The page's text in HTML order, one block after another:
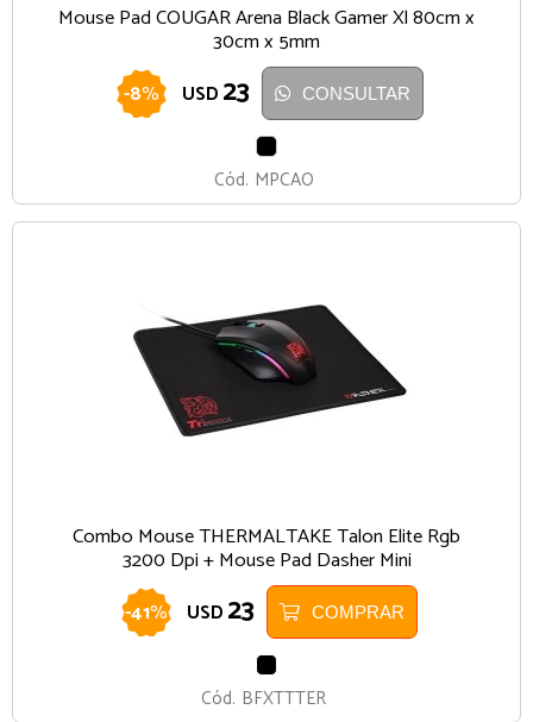
Mouse Pad COUGAR Arena Black Gamer Xl 80cm x
30cm x 5mm
-8% USD 23 CONSULTAR
Cód. MPCAO
Combo Mouse THERMALTAKE Talon Elite Rgb
3200 Dpi + Mouse Pad Dasher Mini
-41% USD 23 COMPRAR
Cód. BFXTTTER